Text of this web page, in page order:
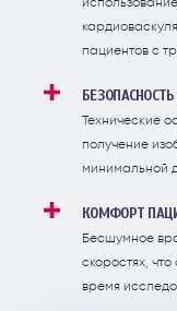
пациентов с
Технические
получение
минимальной
КОМФОРТ
Бесшумное
скоростях,
время